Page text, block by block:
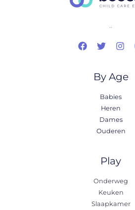
..
By Age
Babies
Heren
Dames
Ouderen
Play
Onderweg
Keuken
Slaapkamer